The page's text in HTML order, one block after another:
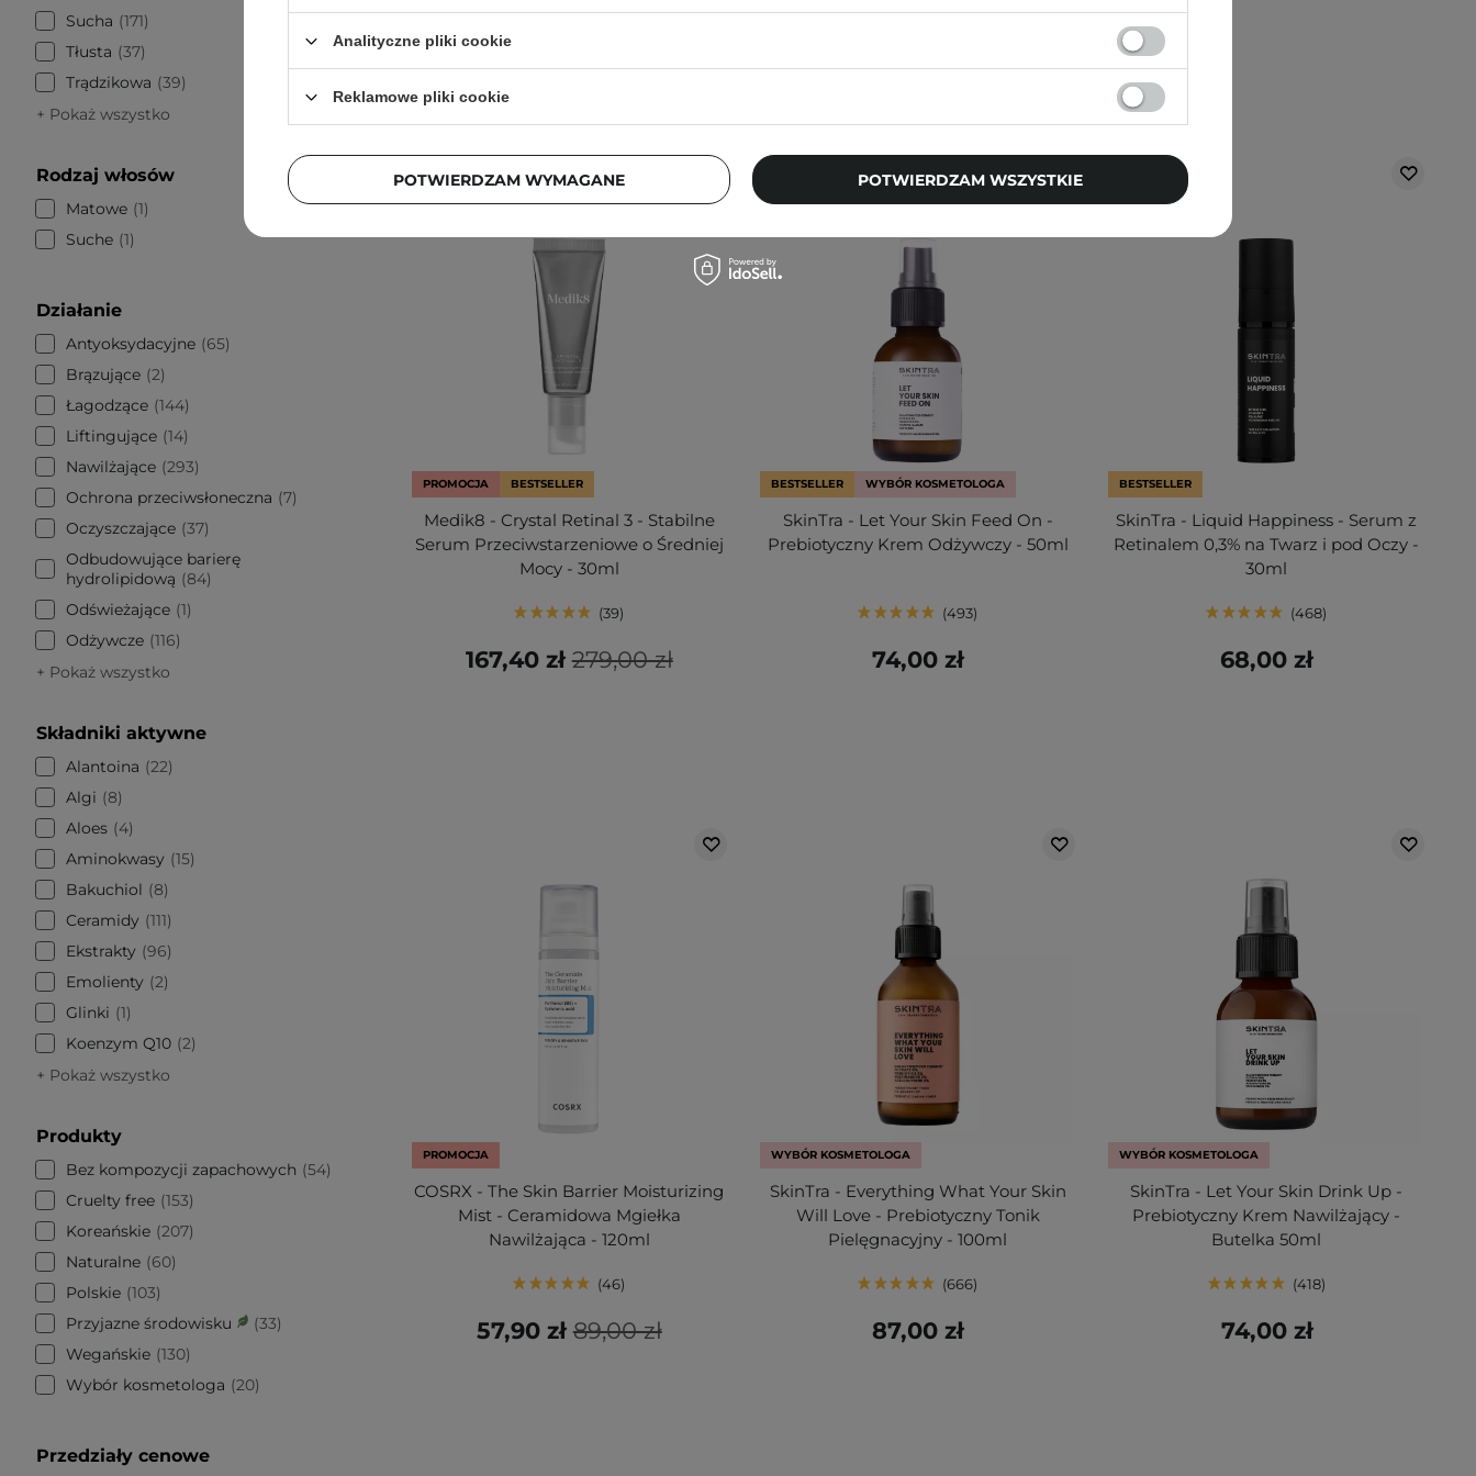
Sucha
171
Tłusta
37
Trądzikowa
39
+ Pokaż wszystko
Rodzaj włosów
Matowe 1
Suche 1
Działanie
Antyoksydacyjne
65
Brązujące 2
Łagodzące 144
Liftingujące 14
Nawilżające 293
Ochrona przeciwsłoneczna
7
Oczyszczające 37
Odbudowujące barierę
hydrolipidową
84
Odświeżające 1
Odżywcze 116
+ Pokaż wszystko
Składniki aktywne
Alantoina
22
Algi
8
Aloes
4
Aminokwasy
15
Bakuchiol
8
Ceramidy
111
Ekstrakty
96
Emolienty
2
Glinki
1
Koenzym Q10 2
+ Pokaż wszystko
Produkty
Bez kompozycji zapachowych
54
Cruelty free 153
Koreańskie 207
Naturalne
60
Polskie 103
Przyjazne środowisku
33
Wegańskie 130
Wybór kosmetologa
20
Przedziały cenowe
PROMOCJA BESTSELLER
Medik8 - Crystal Retinal 3 - Stabilne
Serum Przeciwstarzeniowe o Średniej
Mocy - 30ml
39
279,00 zł
167,40 zł
BESTSELLER WYBÓR KOSMETOLOGA
SkinTra - Let Your Skin Feed On -
Prebiotyczny Krem Odżywczy - 50ml
493
74,00 zł
BESTSELLER
SkinTra - Liquid Happiness - Serum z
Retinalem 0,3% na Twarz i pod Oczy -
30ml
468
68,00 zł
PROMOCJA
COSRX - The Skin Barrier Moisturizing
Mist - Ceramidowa Mgiełka
Nawilżająca - 120ml
46
89,00 zł
57,90 zł
WYBÓR KOSMETOLOGA
SkinTra - Everything What Your Skin
Will Love - Prebiotyczny Tonik
Pielęgnacyjny - 100ml
666
87,00 zł
WYBÓR KOSMETOLOGA
SkinTra - Let Your Skin Drink Up -
Prebiotyczny Krem Nawilżający -
Butelka 50ml
418
74,00 zł
Analityczne pliki cookie
Reklamowe pliki cookie
POTWIERDZAM WYMAGANE POTWIERDZAM WSZYSTKIE